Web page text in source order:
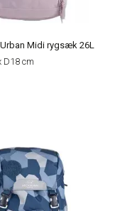
Midi rygsæk 26L
D18 cm